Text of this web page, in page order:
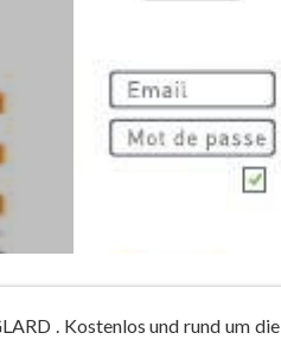
. Kostenlos und rund um die